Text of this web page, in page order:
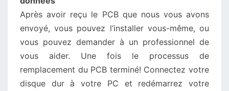
Après avoir reçu le PCB que nous vous avons
envoyé, vous pouvez l’installer vous-même, ou
vous pouvez demander à un professionnel de
vous aider. Une fois le processus de
remplacement du PCB terminé! Connectez votre
disque dur à votre PC et redémarrez votre